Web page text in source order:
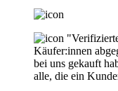
Käufer:innen
bei uns gekauft
alle, die ein